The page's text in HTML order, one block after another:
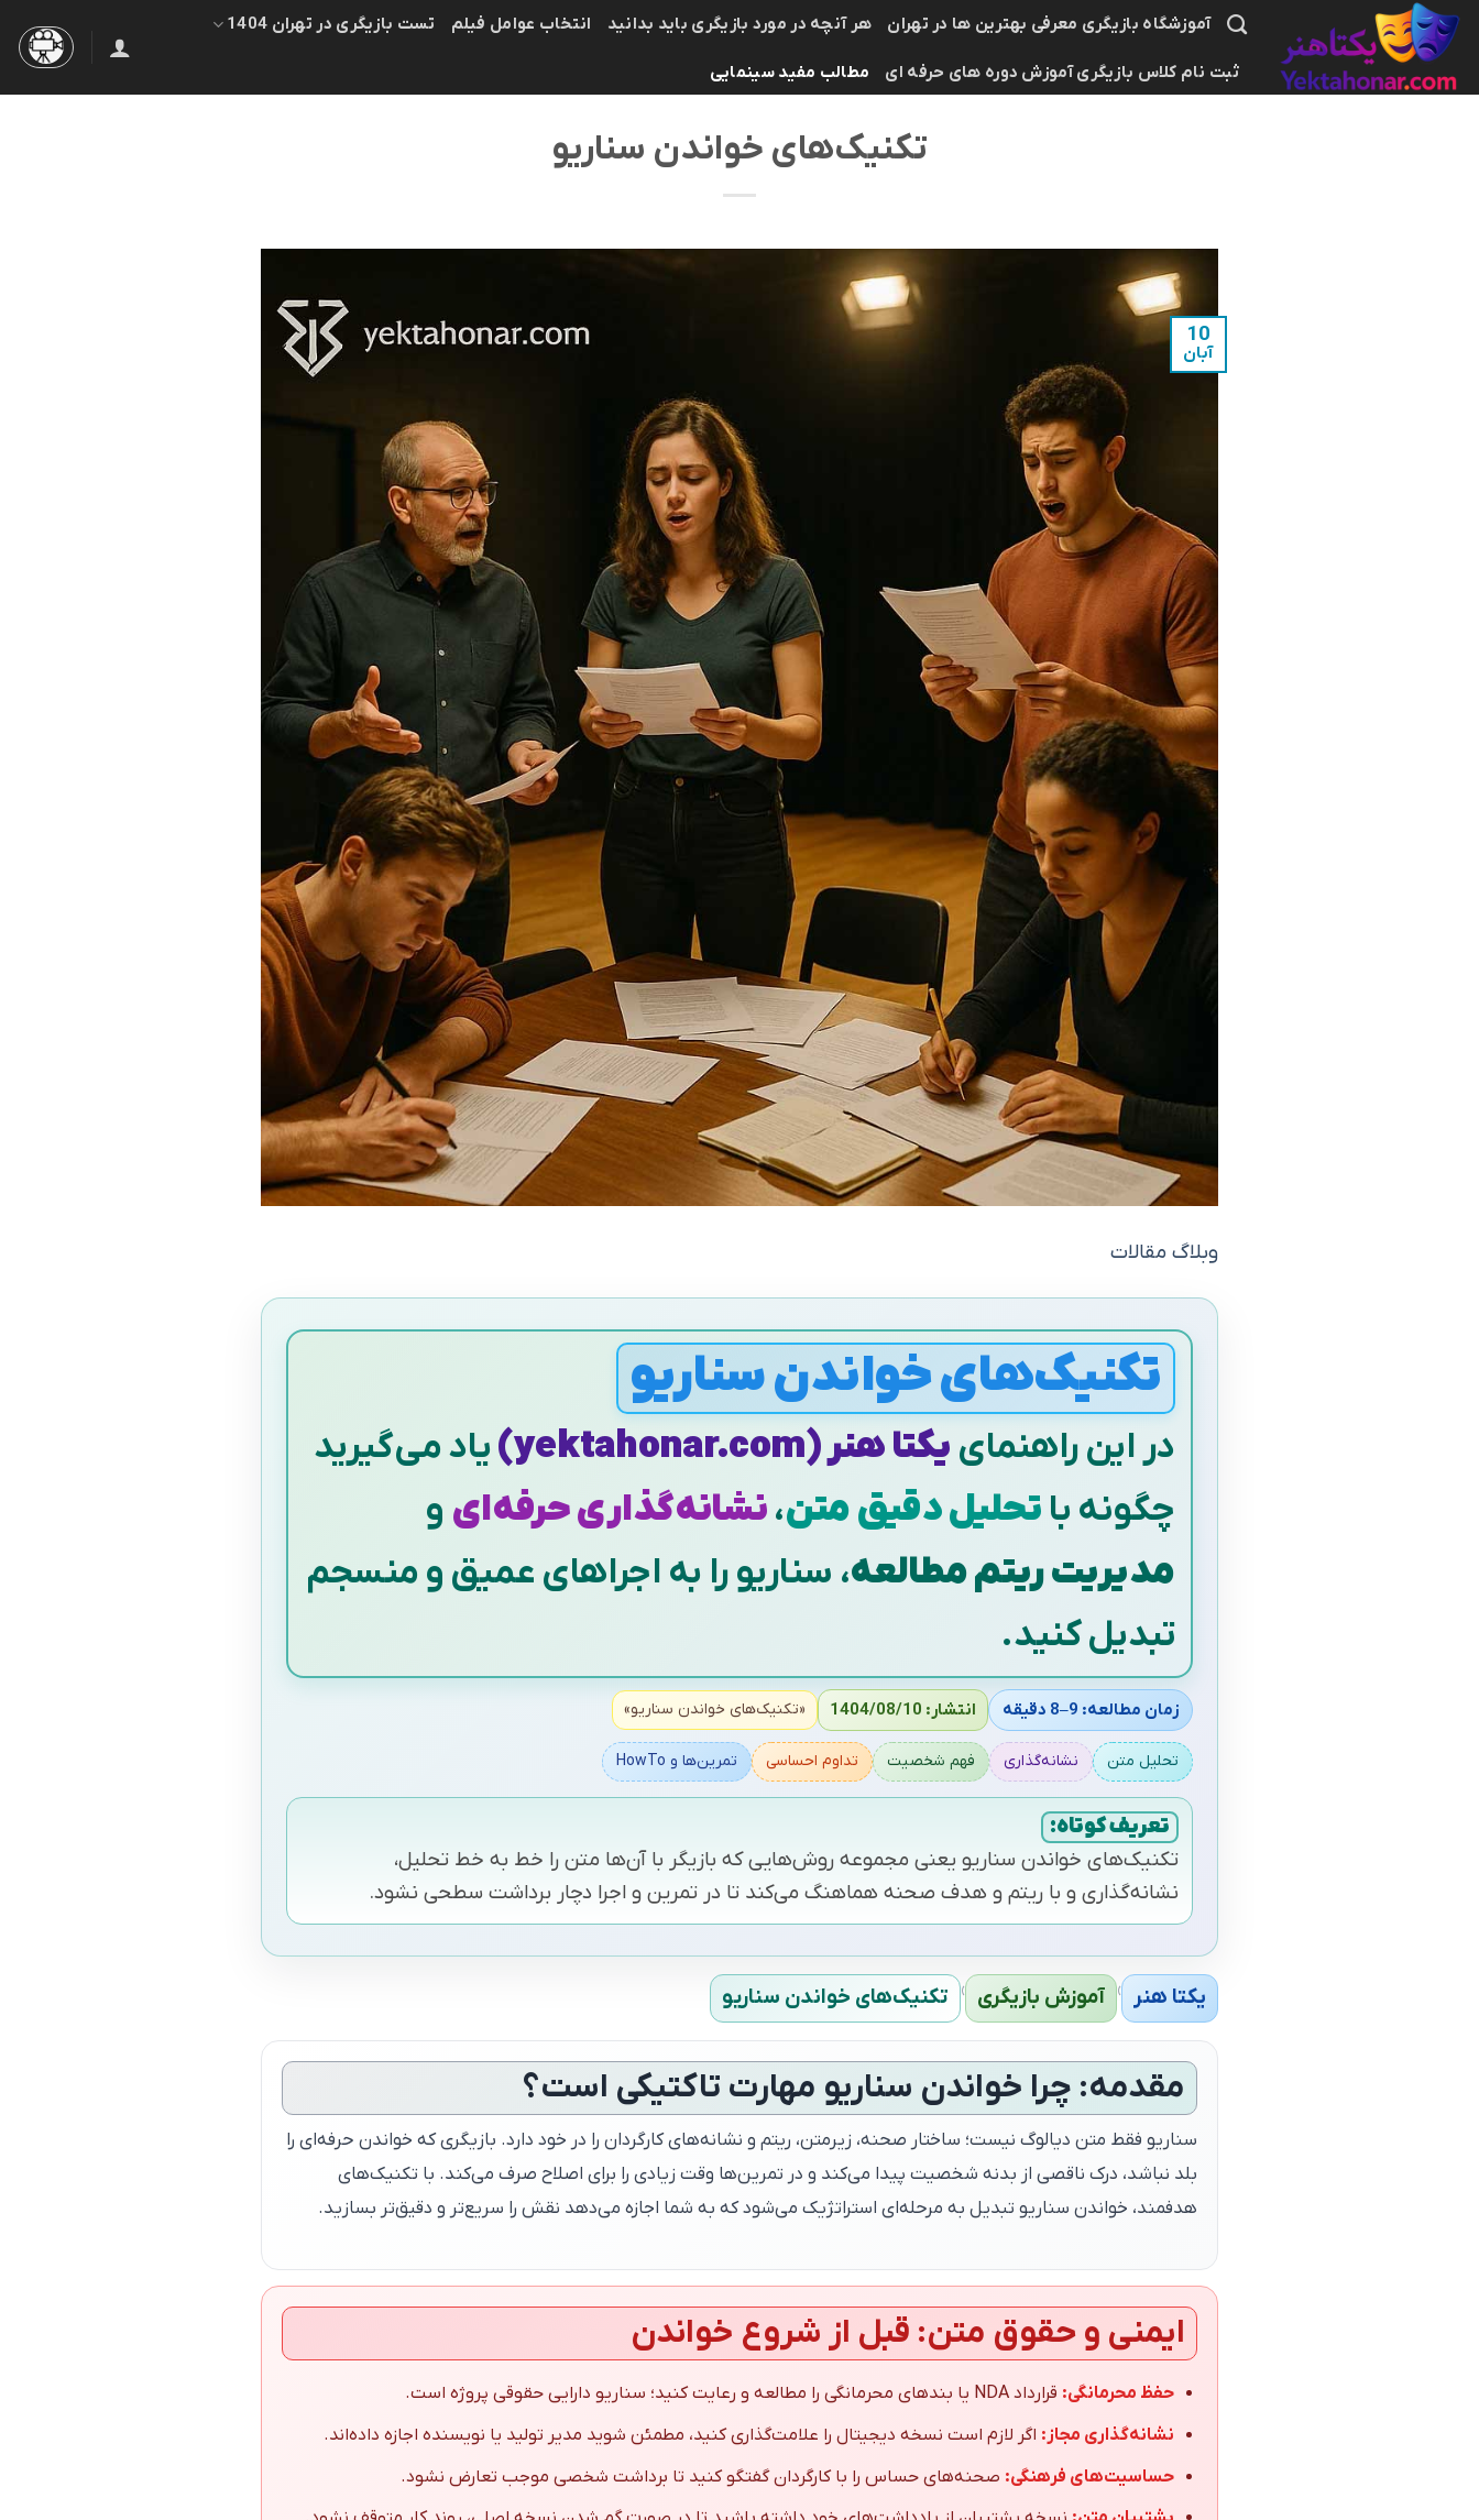
Skip
content
آموزشگاه بازیگری معرفی بهترین ها در تهران هر آنچه در مورد بازیگری باید بدانید انتخاب عوامل فیلم تست بازیگری در تهران 1404
ثبت نام کلاس بازیگری آموزش دوره های حرفه ای مطالب مفید سینمایی
تکنیک‌های خواندن سناریو
10
آبان
وبلاگ مقالات
تکنیک‌های خواندن سناریو
در این راهنمای یکتا هنر (yektahonar.com)
یاد می‌گیرید
چگونه با تحلیل دقیق متن،نشانه‌گذاری حرفه‌ای و
مدیریت ریتم مطالعه، سناریو را به اجراهای عمیق و منسجم
تبدیل کنید.
زمان مطالعه: 9–8 دقیقه انتشار: 1404/08/10 «تکنیک‌های خواندن سناریو»
تحلیل متن نشانه‌گذاری فهم شخصیت تداوم احساسی تمرین‌ها و HowTo
تعریف کوتاه:
تکنیک‌های خواندن سناریو یعنی مجموعه روش‌هایی که بازیگر با آن‌ها متن را خط به خط تحلیل،
نشانه‌گذاری و با ریتم و هدف صحنه هماهنگ می‌کند تا در تمرین و اجرا دچار برداشت سطحی نشود.
یکتا هنر › آموزش بازیگری › تکنیک‌های خواندن سناریو
مقدمه: چرا خواندن سناریو مهارت تاکتیکی است؟
سناریو فقط متن دیالوگ نیست؛ ساختار صحنه، زیرمتن، ریتم و نشانه‌های کارگردان را در خود دارد. بازیگری که خواندن حرفه‌ای را
بلد نباشد، درک ناقصی از بدنه شخصیت پیدا می‌کند و در تمرین‌ها وقت زیادی را برای اصلاح صرف می‌کند. با تکنیک‌های
هدفمند، خواندن سناریو تبدیل به مرحله‌ای استراتژیک می‌شود که به شما اجازه می‌دهد نقش را سریع‌تر و دقیق‌تر بسازید.
ایمنی و حقوق متن: قبل از شروع خواندن
حفظ محرمانگی: قرارداد NDA یا بندهای محرمانگی را مطالعه و رعایت کنید؛ سناریو دارایی حقوقی پروژه است.
نشانه‌گذاری مجاز: اگر لازم است نسخه دیجیتال را علامت‌گذاری کنید، مطمئن شوید مدیر تولید یا نویسنده اجازه داده‌اند.
حساسیت‌های فرهنگی: صحنه‌های حساس را با کارگردان گفتگو کنید تا برداشت شخصی موجب تعارض نشود.